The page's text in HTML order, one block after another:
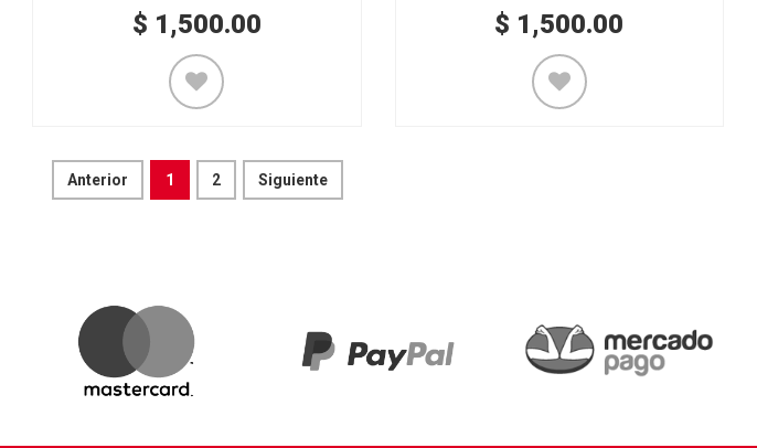
$ 1,500.00 $ 1,500.00
Anterior 1 2 Siguiente